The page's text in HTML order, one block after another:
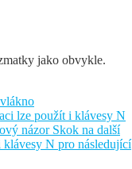
jako obvykle.
lze použít i klávesy N
názor Skok na další
N pro následující